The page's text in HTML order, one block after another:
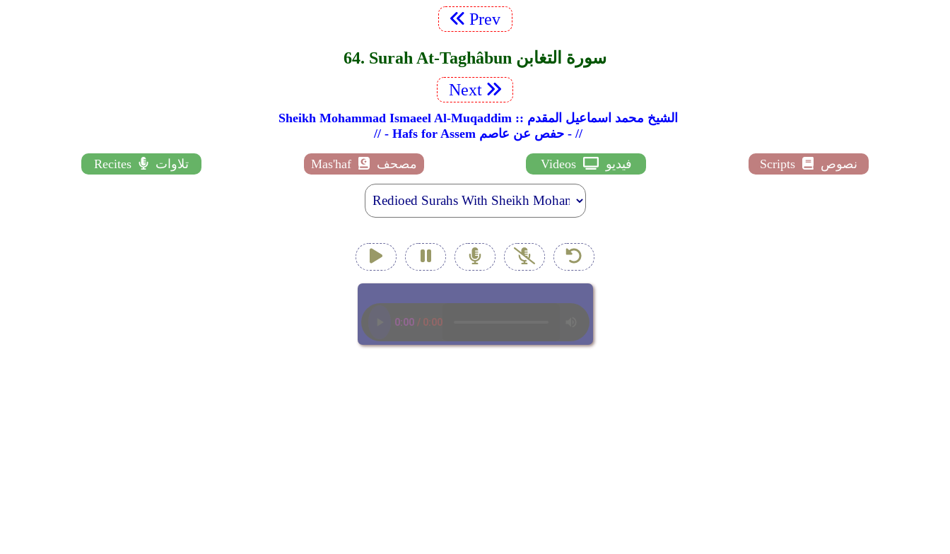
Prev
64. Surah At-Taghâbun سورة التغابن
Next
Sheikh Mohammad Ismaeel Al-Muqaddim :: الشيخ محمد اسماعيل المقدم
// - Hafs for Assem حفص عن عاصم - //
Recites تلاوات Mas'haf مصحف Videos فيديو Scripts نصوص